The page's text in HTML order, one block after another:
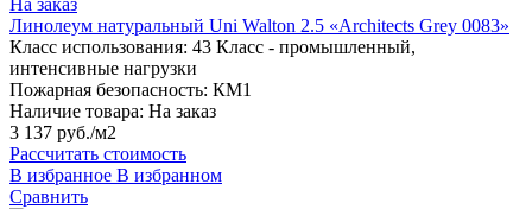
На заказ
Линолеум натуральный Uni Walton 2.5 «Architects Grey 0083»
Класс использования: 43 Класс - промышленный,
интенсивные нагрузки
Пожарная безопасность: КМ1
Наличие товара: На заказ
3 137 руб./м2
Рассчитать стоимость
В избранное В избранном
Сравнить